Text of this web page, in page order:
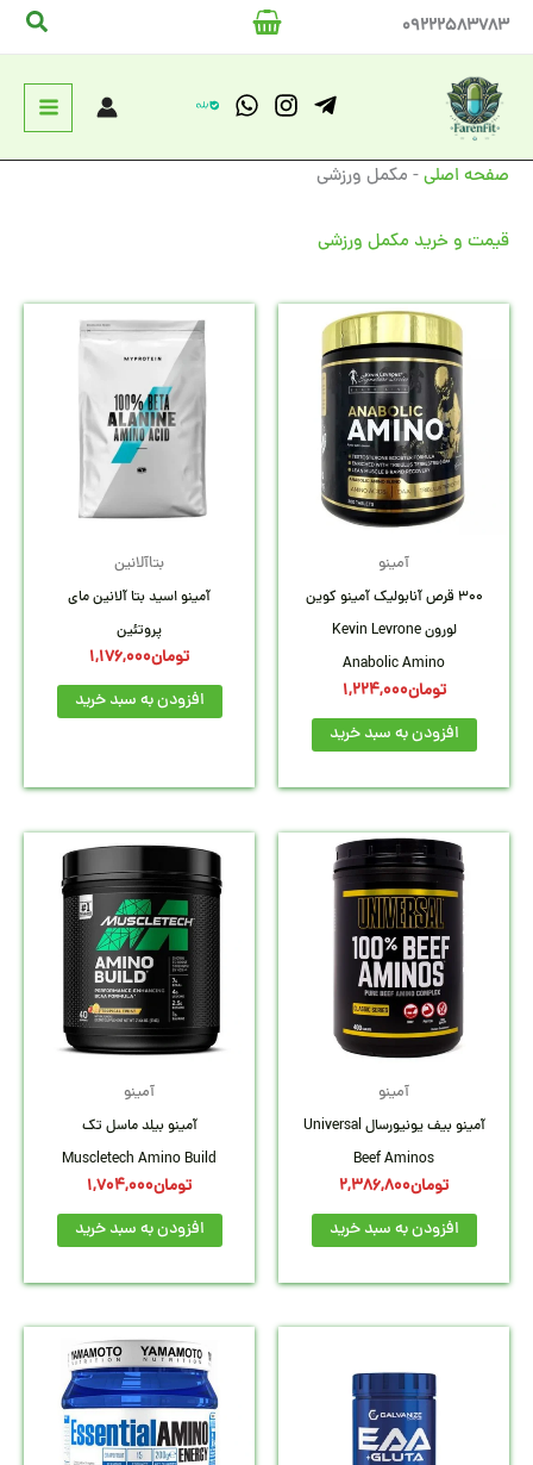
پرش
به
محتوا
09222583783
صفحه اصلی- مکمل ورزشی
قیمت و خرید مکمل ورزشی
آمینو
300 قرص آنابولیک آمینو کوین
لورون Kevin Levrone
Anabolic Amino
تومان1,224,000
افزودن به سبد خرید
بتاآلانین
آمینو اسید بتا آلانین مای
پروتئین
تومان1,176,000
افزودن به سبد خرید
آمینو
آمینو بیف یونیورسال Universal
Beef Aminos
تومان2,386,800
افزودن به سبد خرید
آمینو
آمینو بیلد ماسل تک
Muscletech Amino Build
تومان1,704,000
افزودن به سبد خرید